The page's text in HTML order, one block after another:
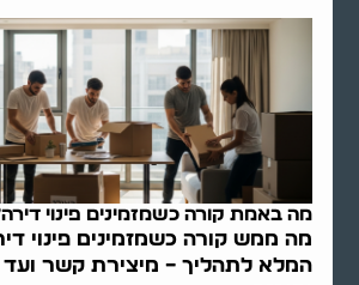
מה באמת קורה כשמזמינים פינוי
מה ממש קורה כשמזמינים פינוי
המלא לתהליך – מיצירת קשר ועד